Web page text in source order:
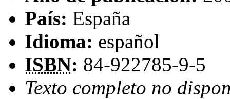
País: España
Idioma: español
ISBN: 84-922785-9-5
Texto completo no